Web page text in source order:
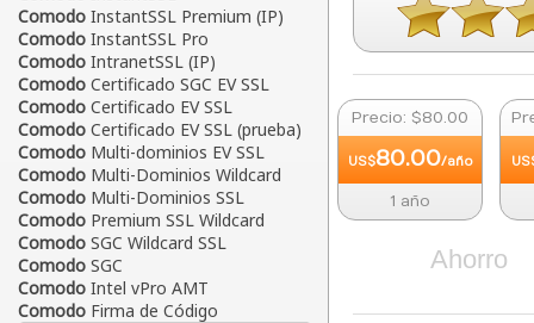
Comodo InstantSSL Premium (IP)
Comodo InstantSSL Pro
Comodo IntranetSSL (IP)
Comodo Certificado SGC EV SSL
Comodo Certificado EV SSL
Comodo Certificado EV SSL (prueba)
Comodo Multi-dominios EV SSL
Comodo Multi-Dominios Wildcard
Comodo Multi-Dominios SSL
Comodo Premium SSL Wildcard
Comodo SGC Wildcard SSL
Comodo SGC
Comodo Intel vPro AMT
Comodo Firma de Código
Precio: $80.00
US$80.00/año
1 año
Ahorro